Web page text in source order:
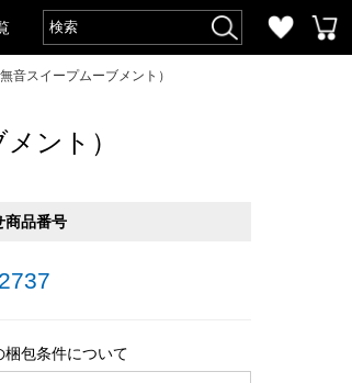
音スイープムーブメント）
ント）
商品番号
包条件について